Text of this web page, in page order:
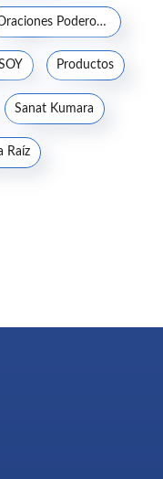
Oraciones Poderosas
Productos
Sanat Kumara
Raíz